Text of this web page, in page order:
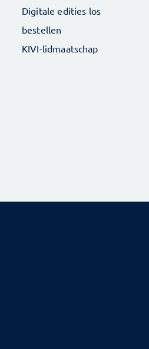
Digitale edities los
bestellen
KIVI-lidmaatschap